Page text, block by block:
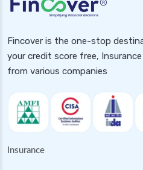
Fincover is the one-stop
your credit score free,
from various companies
Insurance